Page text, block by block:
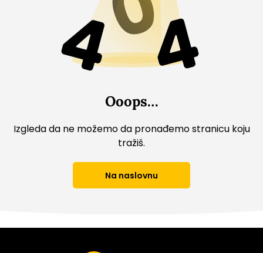
Preporuke
Ooops…
Izgleda da ne možemo da pronađemo stranicu koju
tražiš.
Na naslovnu